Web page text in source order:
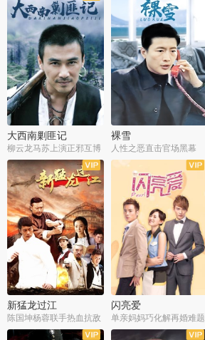
大西南剿匪记
柳云龙马苏上演正邪互博
裸雪
人性之恶直击官场黑幕
全36集
新猛龙过江
陈国坤杨蓉联手热血抗敌
全37集
闪亮爱
单亲妈妈巧化解再婚难题
全30集
全30集